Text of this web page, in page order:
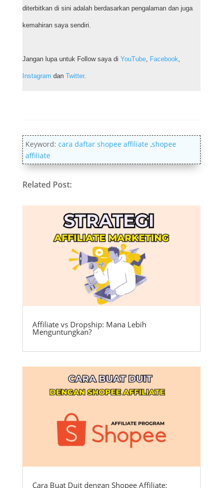
diterbitkan di sini adalah berdasarkan pengalaman dan juga
kemahiran saya sendiri.
Jangan lupa untuk Follow saya di YouTube, Facebook,
Instagram dan Twitter.
Keyword: cara daftar shopee affiliate ,shopee
affiliate
Related Post:
Affiliate vs Dropship: Mana Lebih
Menguntungkan?
Cara Buat Duit dengan Shopee Affiliate: